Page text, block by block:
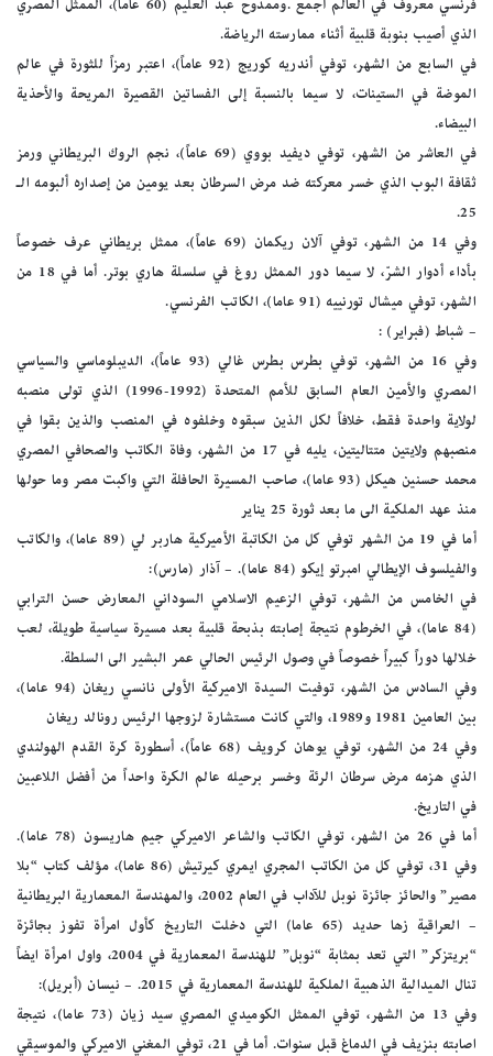
فرنسي معروف في العالم أجمع .وممدوح عبد العليم (60 عاماً)، الممثل المصري
الذي أصيب بنوبة قلبية أثناء ممارسته الرياضة.
في السابع من الشهر، توفي أندريه كوريج (92 عاماً)، اعتبر رمزاً للثورة في عالم
الموضة في الستينات، لا سيما بالنسبة إلى الفساتين القصيرة المريحة والأحذية
البيضاء.
في العاشر من الشهر، توفي ديفيد بووي (69 عاماً)، نجم الروك البريطاني ورمز
ثقافة البوب الذي خسر معركته ضد مرض السرطان بعد يومين من إصداره ألبومه الـ
25.
وفي 14 من الشهر، توفي آلان ريكمان (69 عاماً)، ممثل بريطاني عرف خصوصاً
بأداء أدوار الشرّ، لا سيما دور الممثل روغ في سلسلة هاري بوتر. أما في 18 من
الشهر، توفي ميشال تورنييه (91 عاما)، الكاتب الفرنسي.
– شباط (فبراير) :
وفي 16 من الشهر، توفي بطرس بطرس غالي (93 عاماً)، الديبلوماسي والسياسي
المصري والأمين العام السابق للأمم المتحدة (1992-1996) الذي تولى منصبه
لولاية واحدة فقط، خلافاً لكل الذين سبقوه وخلفوه في المنصب والذين بقوا في
منصبهم ولايتين متتاليتين، يليه في 17 من الشهر، وفاة الكاتب والصحافي المصري
محمد حسنين هيكل (93 عاما)، صاحب المسيرة الحافلة التي واكبت مصر وما حولها
منذ عهد الملكية الى ما بعد ثورة 25 يناير
أما في 19 من الشهر توفي كل من الكاتبة الأميركية هاربر لي (89 عاما)، والكاتب
والفيلسوف الإيطالي امبرتو إيكو (84 عاما). – آذار (مارس):
في الخامس من الشهر، توفي الزعيم الاسلامي السوداني المعارض حسن الترابي
(84 عاما)، في الخرطوم نتيجة إصابته بذبحة قلبية بعد مسيرة سياسية طويلة، لعب
خلالها دوراً كبيراً خصوصاً في وصول الرئيس الحالي عمر البشير الى السلطة.
وفي السادس من الشهر، توفيت السيدة الاميركية الأولى نانسي ريغان (94 عاما)،
بين العامين 1981 و1989، والتي كانت مستشارة لزوجها الرئيس رونالد ريغان
وفي 24 من الشهر، توفي يوهان كرويف (68 عاماً)، أسطورة كرة القدم الهولندي
الذي هزمه مرض سرطان الرئة وخسر برحيله عالم الكرة واحداً من أفضل اللاعبين
في التاريخ.
أما في 26 من الشهر، توفي الكاتب والشاعر الاميركي جيم هاريسون (78 عاما).
وفي 31، توفي كل من الكاتب المجري ايمري كيرتيش (86 عاما)، مؤلف كتاب “بلا
مصير” والحائز جائزة نوبل للآداب في العام 2002، والمهندسة المعمارية البريطانية
– العراقية زها حديد (65 عاما) التي دخلت التاريخ كأول امرأة تفوز بجائزة
“بريتزكر” التي تعد بمثابة “نوبل” للهندسة المعمارية في 2004، واول امرأة ايضاً
تنال الميدالية الذهبية الملكية للهندسة المعمارية في 2015. – نيسان (أبريل):
وفي 13 من الشهر، توفي الممثل الكوميدي المصري سيد زيان (73 عاما)، نتيجة
اصابته بنزيف في الدماغ قبل سنوات. أما في 21، توفي المغني الاميركي والموسيقي